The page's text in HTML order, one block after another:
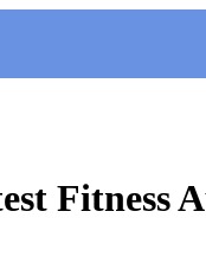
Fitness